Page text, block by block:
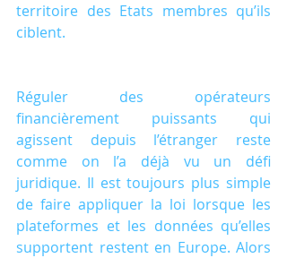
territoire des Etats membres qu’ils
ciblent.
Réguler des opérateurs
financièrement puissants qui
agissent depuis l’étranger reste
comme on l’a déjà vu un défi
juridique. Il est toujours plus simple
de faire appliquer la loi lorsque les
plateformes et les données qu’elles
supportent restent en Europe. Alors